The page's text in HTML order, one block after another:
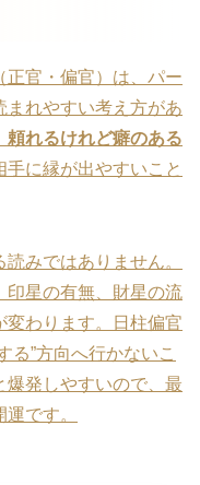
正官・偏官）は、パー
まれやすい考え方があ
頼れるけれど癖のある
手に縁が出やすいこと
みではありません。
印星の有無、財星の流
変わります。日柱偏官
る”方向へ行かないこ
爆発しやすいので、最
です。